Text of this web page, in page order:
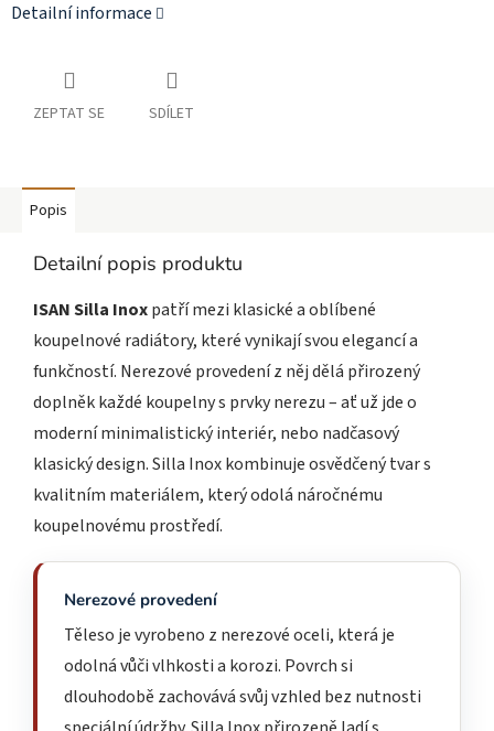
Detailní informace
ZEPTAT SE SDÍLET
Popis
Detailní popis produktu
ISAN Silla Inoxpatří mezi klasické a oblíbené
koupelnové radiátory, které vynikají svou elegancí a
funkčností. Nerezové provedení z něj dělá přirozený
doplněk každé koupelny s prvky nerezu – ať už jde o
moderní minimalistický interiér, nebo nadčasový
klasický design. Silla Inox kombinuje osvědčený tvar s
kvalitním materiálem, který odolá náročnému
koupelnovému prostředí.
Nerezové provedení
Těleso je vyrobeno z nerezové oceli, která je
odolná vůči vlhkosti a korozi. Povrch si
dlouhodobě zachovává svůj vzhled bez nutnosti